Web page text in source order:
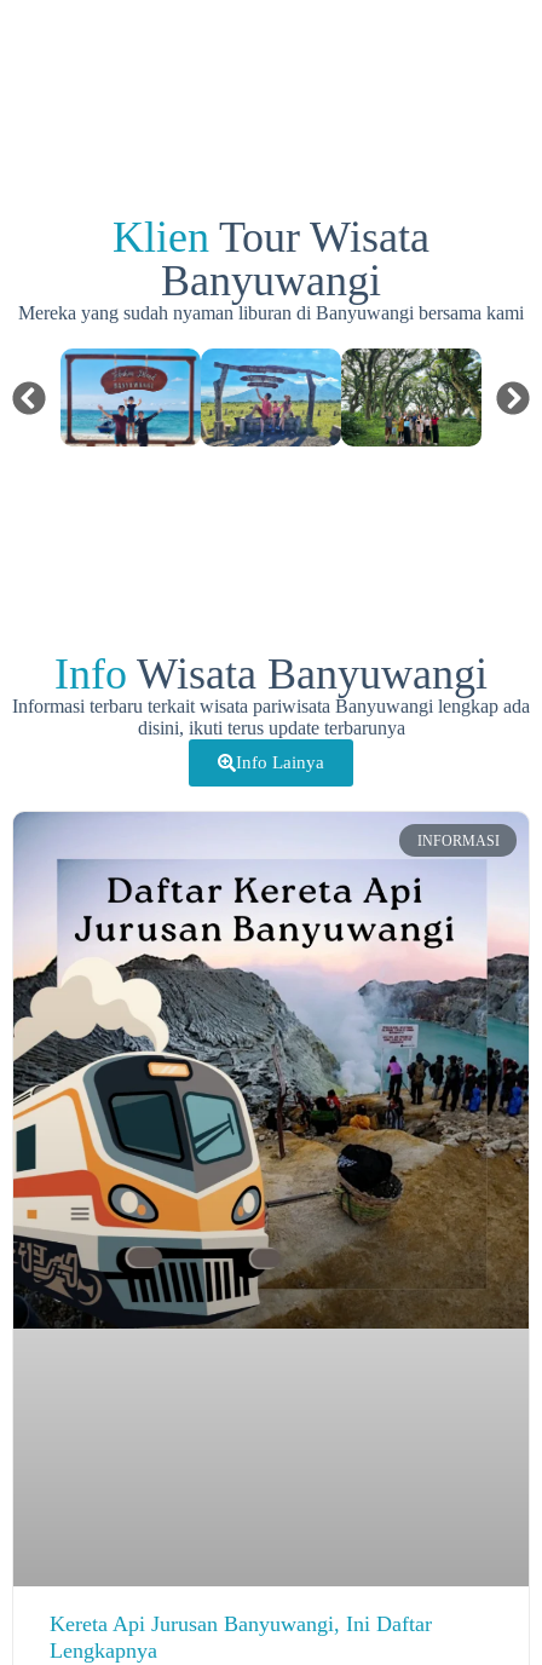
Klien Tour Wisata
Banyuwangi
Mereka yang sudah nyaman liburan di Banyuwangi bersama kami
Info Wisata Banyuwangi
Informasi terbaru terkait wisata pariwisata Banyuwangi lengkap ada
disini, ikuti terus update terbarunya
Info Lainya
INFORMASI
Kereta Api Jurusan Banyuwangi, Ini Daftar
Lengkapnya